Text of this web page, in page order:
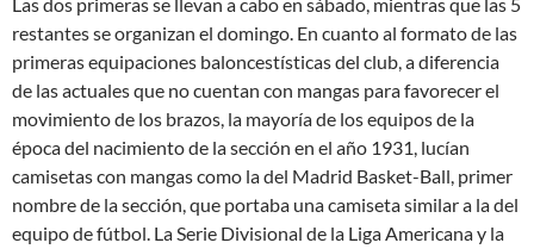
restantes se organizan el domingo. En cuanto al formato de las
primeras equipaciones baloncestísticas del club, a diferencia
de las actuales que no cuentan con mangas para favorecer el
movimiento de los brazos, la mayoría de los equipos de la
época del nacimiento de la sección en el año 1931, lucían
camisetas con mangas como la del Madrid Basket-Ball, primer
nombre de la sección, que portaba una camiseta similar a la del
equipo de fútbol. La Serie Divisional de la Liga Americana y la